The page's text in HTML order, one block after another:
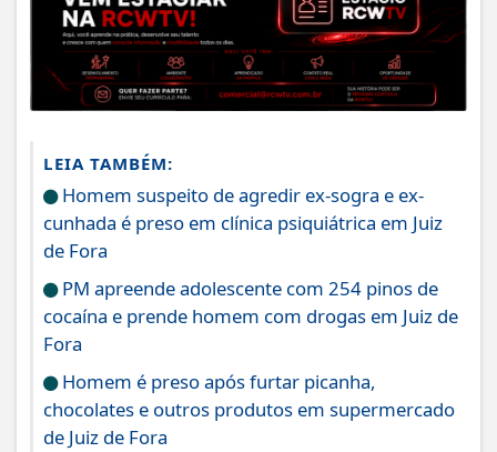
LEIA TAMBÉM:
Homem suspeito de agredir ex-sogra e ex-
cunhada é preso em clínica psiquiátrica em Juiz
de Fora
PM apreende adolescente com 254 pinos de
cocaína e prende homem com drogas em Juiz de
Fora
Homem é preso após furtar picanha,
chocolates e outros produtos em supermercado
de Juiz de Fora